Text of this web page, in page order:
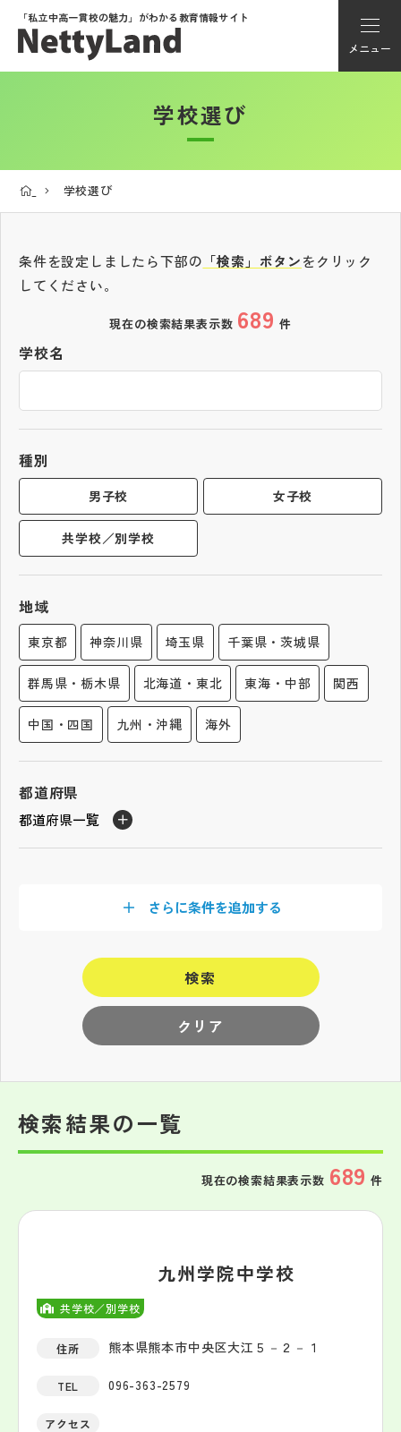
「私立中高一貫校の魅力」がわかる教育情報サイト
メニュー
アカウント登録
メニュー
学校選び
私学探検隊
説明会・イベント情報
よみもの
学校HP最新情報
特集
NettyLandかわら版
その他
個人情報保護方針
サイトマップ
学校選び
学校選び
条件を設定しましたら下部の 「検索」ボタンをクリック
してください。
現在の検索結果表示数 689 件
学校名
種別
男子校 女子校
共学校／別学校
地域
東京都 神奈川県 埼玉県 千葉県・茨城県
群馬県・栃木県 北海道・東北 東海・中部 関西
中国・四国 九州・沖縄 海外
都道府県
都道府県一覧
さらに条件を追加する
クリア
検索
検索結果の一覧
現在の検索結果表示数 689 件
共学校／別学校
九州学院中学校
住所 熊本県熊本市中央区大江５－２－１
TEL 096-363-2579
アクセス